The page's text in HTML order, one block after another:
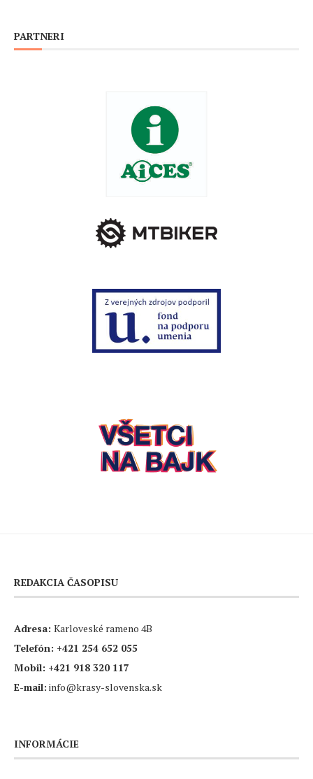
PARTNERI
REDAKCIA ČASOPISU
Adresa: Karloveské rameno 4B
Telefón: +421 254 652 055
Mobil: +421 918 320 117
E-mail: info@krasy-slovenska.sk
INFORMÁCIE